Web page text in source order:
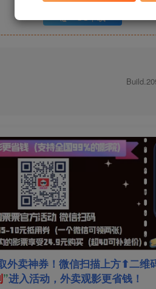
UC下载
卖神券！微信扫描上方⬆二维
”进入活动，外卖观影更省钱！